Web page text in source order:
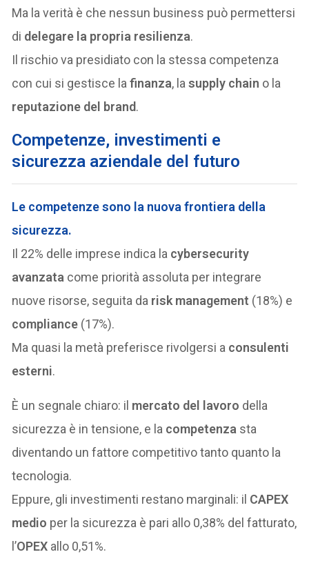
Ma la verità è che nessun business può permettersi
di delegare la propria resilienza.
Il rischio va presidiato con la stessa competenza
con cui si gestisce lafinanza, lasupply chain o la
reputazione del brand.
Competenze, investimenti e
sicurezza aziendale del futuro
Le competenze sono la nuova frontiera della
sicurezza.
Il 22% delle imprese indica la cybersecurity
avanzata come priorità assoluta per integrare
nuove risorse, seguita da risk management (18%) e
compliance (17%).
Ma quasi la metà preferisce rivolgersi a consulenti
esterni.
È un segnale chiaro: il mercato del lavoro della
sicurezza è in tensione, e la competenza sta
diventando un fattore competitivo tanto quanto la
tecnologia.
Eppure, gli investimenti restano marginali: il CAPEX
medio per la sicurezza è pari allo 0,38% del fatturato,
l’OPEX allo 0,51%.